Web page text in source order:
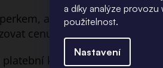
a díky analýze
použitelnost.
Nastavení
aniž byste
cenu šperku.
kartě.